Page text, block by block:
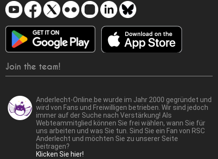
Join the team!
Anderlecht-Online.be wurde im Jahr 2000 gegründet und
wird von Fans und Freiwilligen betrieben. Wir sind jedoch
immer auf der Suche nach Verstärkung! Als
Webteammitglied können Sie frei wählen, wann Sie für
uns arbeiten und was Sie tun. Sind Sie ein Fan von RSC
Anderlecht und möchten Sie zu unserer Seite
beitragen?
Klicken Sie hier!